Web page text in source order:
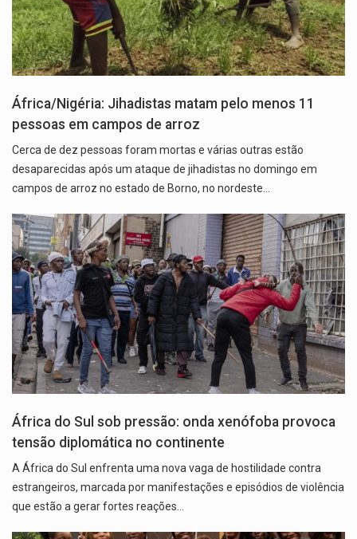
África/Nigéria: Jihadistas matam pelo menos 11
pessoas em campos de arroz
Cerca de dez pessoas foram mortas e várias outras estão
desaparecidas após um ataque de jihadistas no domingo em
campos de arroz no estado de Borno, no nordeste…
África do Sul sob pressão: onda xenófoba provoca
tensão diplomática no continente
A África do Sul enfrenta uma nova vaga de hostilidade contra
estrangeiros, marcada por manifestações e episódios de violência
que estão a gerar fortes reações…